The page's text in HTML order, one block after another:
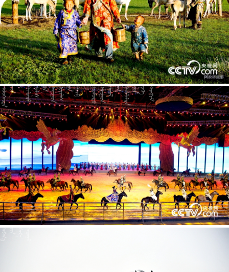




















































































 















